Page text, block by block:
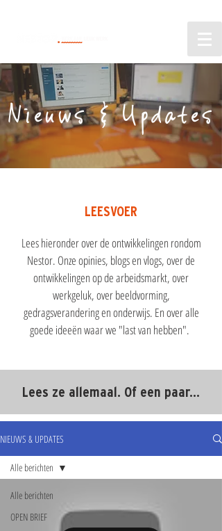
Nieuws & Updates
LEESVOER
Lees hieronder over de ontwikkelingen rondom
Nestor. Onze opinies, blogs en vlogs, over de
ontwikkelingen op de arbeidsmarkt, over
werkgeluk, over beeldvorming,
gedragsverandering en onderwijs. En over alle
goede ideeën waar we "last van hebben".
Lees ze allemaal. Of een paar...
NIEUWS & UPDATES
Alle berichten
OPEN BRIEF
Alle berichten